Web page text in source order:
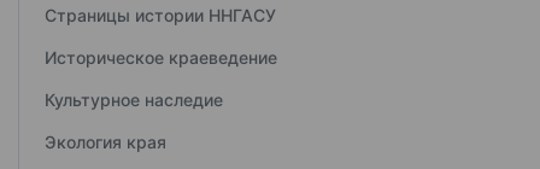
Страницы истории ННГАСУ
Историческое краеведение
Культурное наследие
Экология края